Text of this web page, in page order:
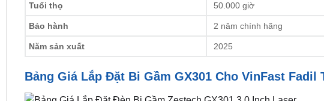
Tuổi thọ 50.000 giờ
Bảo hành 2 năm chính hãng
Năm sản xuất 2025
Bảng Giá Lắp Đặt Bi Gầm GX301 Cho VinFast Fadil